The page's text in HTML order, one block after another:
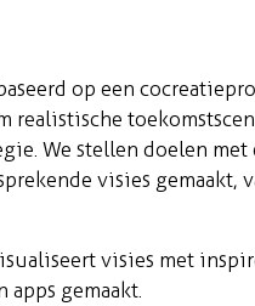
op een
realistische
We stellen doelen
visies gemaakt,
visies met
apps gemaakt.